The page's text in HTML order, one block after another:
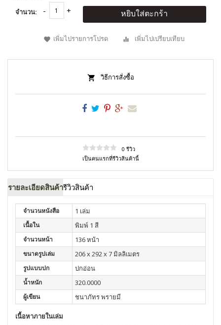
จำนวน: หยิบใส่ตะกร้า
เพิ่มไปรายการโปรด เพิ่มไปเปรียบเทียบ
วิธีการสั่งซื้อ
0 รีวิว
เป็นคนแรกที่รีวิวสินค้านี้
รายละเอียดสินค้ารีวิวสินค้า
จำนวนหนังสือ 1 เล่ม
เนื้อใน พิมพ์ 1 สี
จำนวนหน้า 136 หน้า
ขนาดรูปเล่ม 206 x 292 x 7 มิลลิเมตร
รูปแบบปก ปกอ่อน
น้ำหนัก 320.0000
ผู้เขียน ชนาภัทร พรายมี
เนื้อหาภายในเล่ม